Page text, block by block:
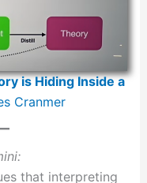
is Hiding Inside a
Cranmer
that interpreting